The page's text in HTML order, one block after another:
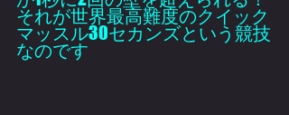
それが世界最高難度のクイック
マッスル30セカンズという競技
なのです